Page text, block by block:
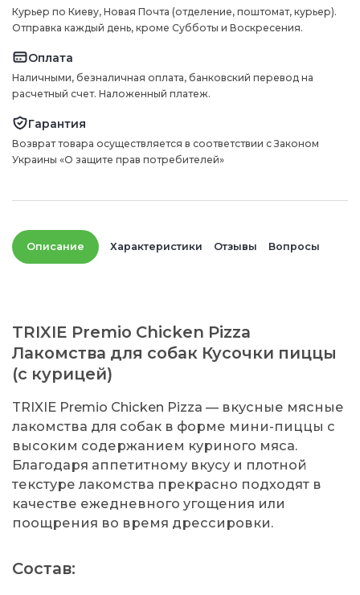
Курьер по Киеву, Новая Почта (отделение, поштомат, курьер).
Отправка каждый день, кроме Субботы и Воскресения.
Оплата
Наличными, безналичная оплата, банковский перевод на
расчетный счет. Наложенный платеж.
Гарантия
Возврат товара осуществляется в соответствии с Законом
Украины «О защите прав потребителей»
Описание Характеристики Отзывы Вопросы
TRIXIE Premio Chicken Pizza
Лакомства для собак Кусочки пиццы
(с курицей)
TRIXIE Premio Chicken Pizza — вкусные мясные
лакомства для собак в форме мини-пиццы с
высоким содержанием куриного мяса.
Благодаря аппетитному вкусу и плотной
текстуре лакомства прекрасно подходят в
качестве ежедневного угощения или
поощрения во время дрессировки.
Состав: